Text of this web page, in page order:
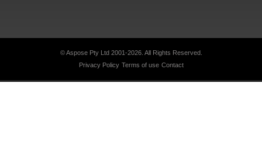
© Aspose Pty Ltd 2001-2026. All Rights Reserved.
Privacy Policy Terms of use Contact